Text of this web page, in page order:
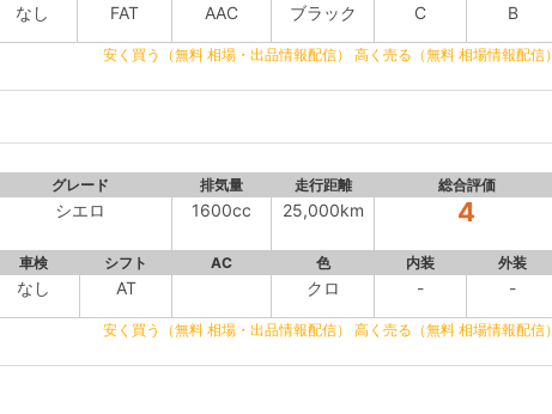
なし FAT AAC ブラック C B
安く買う（無料 相場・出品情報配信） 高く売る（無料 相場情報配信）
グレード 排気量 走行距離 総合評価
シエロ 1600cc 25,000km 4
車検 シフト AC 色 内装 外装
なし AT クロ - -
安く買う（無料 相場・出品情報配信） 高く売る（無料 相場情報配信）